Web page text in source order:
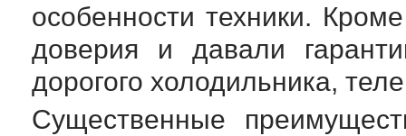
особенности техники.
доверия и давали
дорогого холодильника,
Существенные